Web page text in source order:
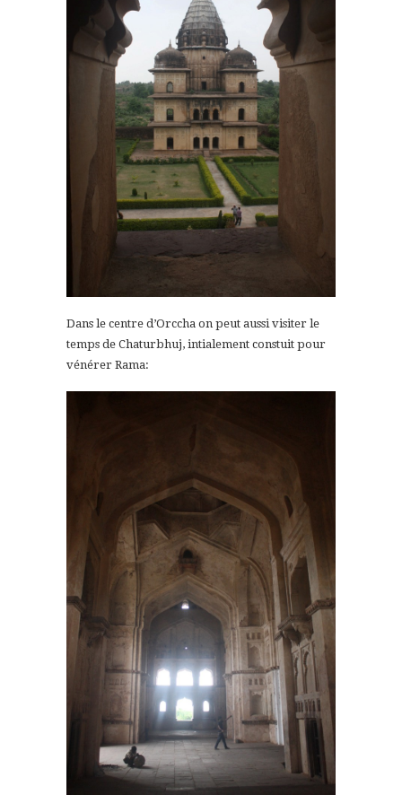
Dans le centre d’Orccha on peut aussi visiter le
temps de Chaturbhuj, intialement constuit pour
vénérer Rama: